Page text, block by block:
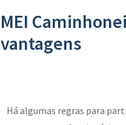
MEI
vantagens
Há algumas regras para